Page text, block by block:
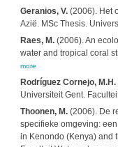
Geranios, V.(2006). Het
Azië. MSc Thesis.
Raes, M.(2006). An
water and tropical coral
more
Rodríguez Cornejo, M.H.
Universiteit Gent.
Thoonen, M.(2006). De
specifieke omgeving:
in Kenondo (Kenya) and